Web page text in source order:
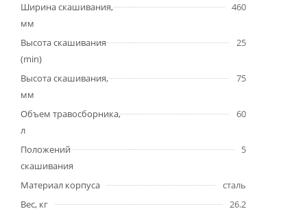
Ширина скашивания,
мм
460
Высота скашивания
(min)
25
Высота скашивания,
мм
75
Объем травосборника,
л
60
Положений
скашивания
5
Материал корпуса
сталь
Вес, кг
26.2